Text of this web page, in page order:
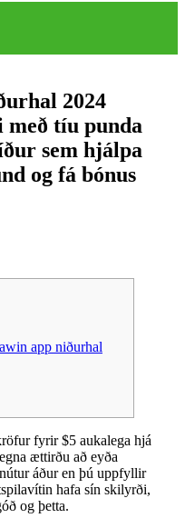
2024
tíu punda
sem hjálpa
og fá bónus
app niðurhal
fyrir $5 aukalega hjá
ættirðu að eyða
áður en þú uppfyllir
hafa sín skilyrði,
og þetta.